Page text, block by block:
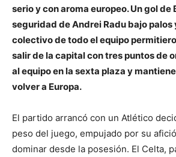
serio y con aroma europeo. Un gol de
seguridad de Andrei Radu bajo palos
colectivo de todo el equipo
salir de la capital con tres puntos de
al equipo en la sexta plaza y
volver a Europa.
El partido arrancó con un Atlético
peso del juego, empujado por su
dominar desde la posesión. El Celta,